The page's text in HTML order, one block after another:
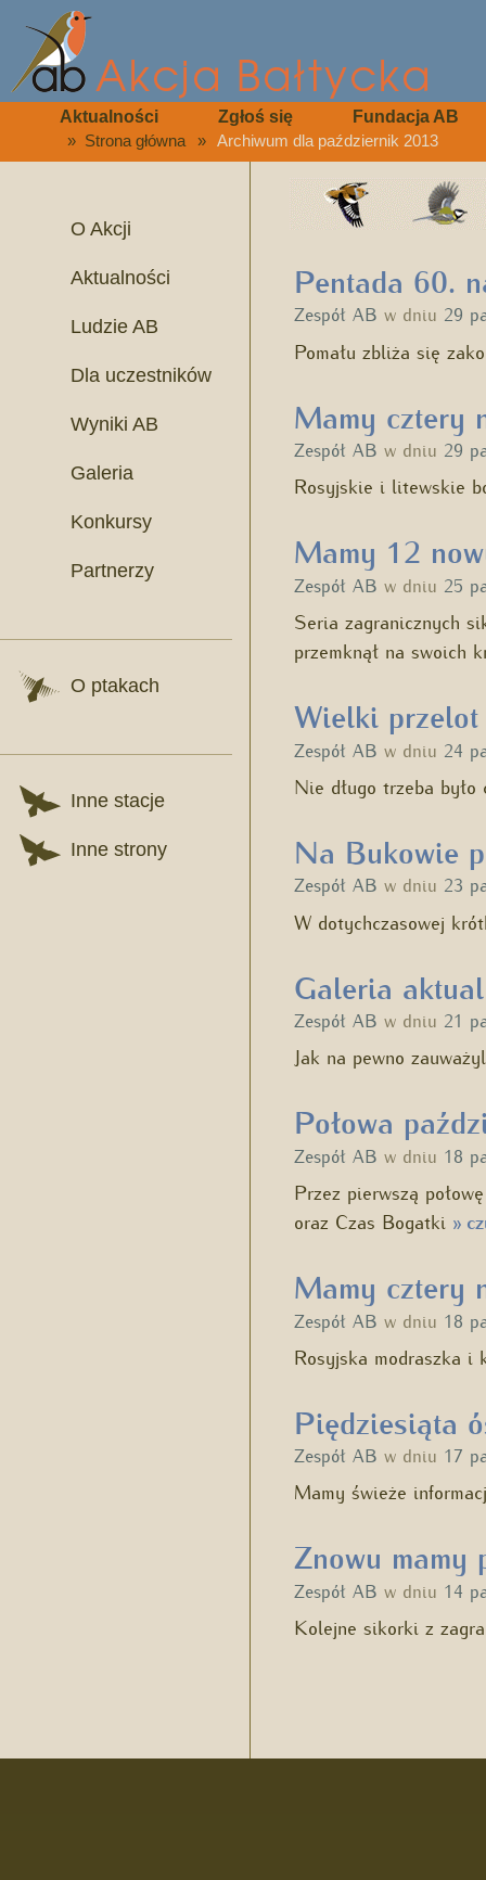
Aktualności Zgłoś się Fundacja AB
» Strona główna » Archiwum dla październik 2013
O Akcji
Aktualności
Ludzie AB
Dla uczestników
Wyniki AB
Galeria
Konkursy
Partnerzy
O ptakach
Inne stacje
Inne strony
Pentada 60.
Zespół AB w dniu 29
Pomału zbliża się
Mamy cztery
Zespół AB w dniu 29
Rosyjskie i litewskie
Mamy 12
Zespół AB w dniu 25
Seria zagranicznych
przemknął na swoich
Wielki przelot
Zespół AB w dniu 24
Nie długo trzeba
Na Bukowie
Zespół AB w dniu 23
W dotychczasowej
Galeria
Zespół AB w dniu 21
Jak na pewno
Połowa
Zespół AB w dniu 18
Przez pierwszą
oraz Czas Bogatki »
Mamy cztery
Zespół AB w dniu 18
Rosyjska modraszka
Piędziesiąta
Zespół AB w dniu 17
Mamy świeże
Znowu mamy
Zespół AB w dniu 14
Kolejne sikorki z